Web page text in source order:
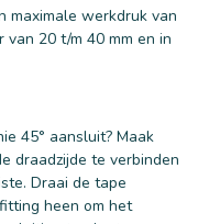
maximale werkdruk van
20 t/m 40 mm en in
45° aansluit? Maak
draadzijde te verbinden
Draai de tape
heen om het